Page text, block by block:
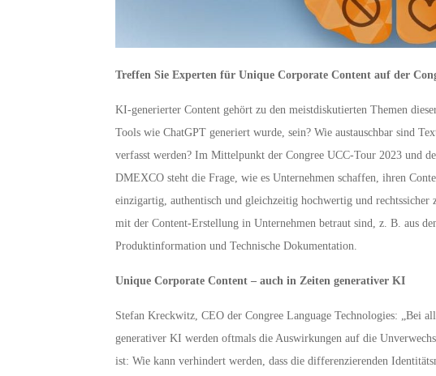
Treffen Sie Experten für Unique Corporate Content auf der
KI-generierter Content gehört zu den meistdiskutierten Themen
Tools wie ChatGPT generiert wurde, sein? Wie austauschbar sind
verfasst werden? Im Mittelpunkt der Congree UCC-Tour 2023 und
DMEXCO steht die Frage, wie es Unternehmen schaffen, ihren
einzigartig, authentisch und gleichzeitig hochwertig und
mit der Content-Erstellung in Unternehmen betraut sind, z. B. aus
Produktinformation und Technische Dokumentation.
Unique Corporate Content – auch in Zeiten generativer KI
Stefan Kreckwitz, CEO der Congree Language Technologies: „Bei
generativer KI werden oftmals die Auswirkungen auf die
ist: Wie kann verhindert werden, dass die differenzierenden